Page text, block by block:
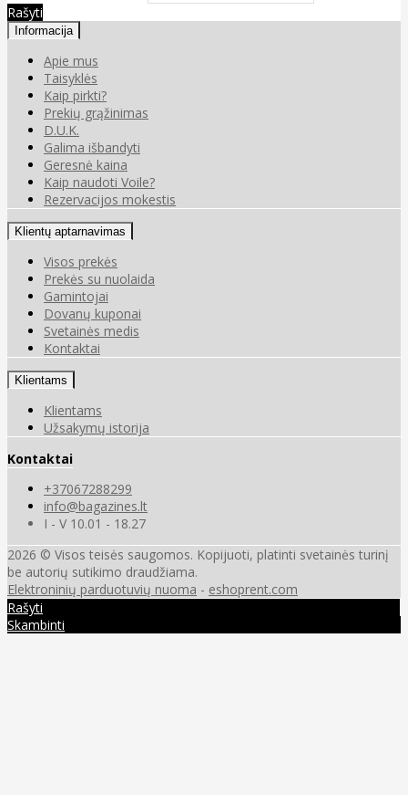
Rašyti
Informacija
Apie mus
Taisyklės
Kaip pirkti?
Prekių grąžinimas
D.U.K.
Galima išbandyti
Geresnė kaina
Kaip naudoti Voile?
Rezervacijos mokestis
Klientų aptarnavimas
Visos prekės
Prekės su nuolaida
Gamintojai
Dovanų kuponai
Svetainės medis
Kontaktai
Klientams
Klientams
Užsakymų istorija
Kontaktai
+37067288299
info@bagazines.lt
I - V 10.01 - 18.27
2026 © Visos teisės saugomos. Kopijuoti, platinti svetainės turinį
be autorių sutikimo draudžiama.
Elektroninių parduotuvių nuoma - eshoprent.com
Rašyti
Skambinti